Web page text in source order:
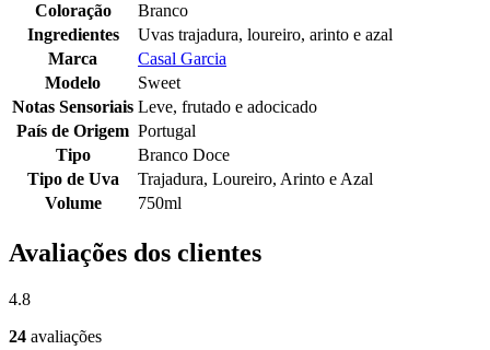
Coloração
Branco
Ingredientes
Uvas trajadura, loureiro, arinto e azal
Marca
Casal Garcia
Modelo
Sweet
Notas Sensoriais Leve, frutado e adocicado
País de Origem Portugal
Tipo
Branco Doce
Tipo de Uva
Trajadura, Loureiro, Arinto e Azal
Volume
750ml
Avaliações dos clientes
4.8
24 avaliações